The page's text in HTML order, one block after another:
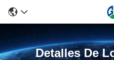
Detalles De